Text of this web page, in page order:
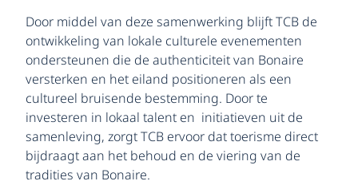
Door middel van deze samenwerking blijft TCB de
ontwikkeling van lokale culturele evenementen
ondersteunen die de authenticiteit van Bonaire
versterken en het eiland positioneren als een
cultureel bruisende bestemming. Door te
investeren in lokaal talent en initiatieven uit de
samenleving, zorgt TCB ervoor dat toerisme direct
bijdraagt ​​aan het behoud en de viering van de
tradities van Bonaire.